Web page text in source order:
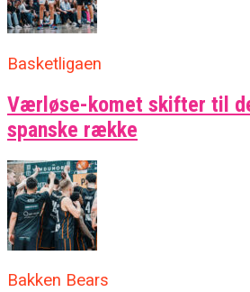
Basketligaen
Værløse-komet skifter til
spanske række
Bakken Bears